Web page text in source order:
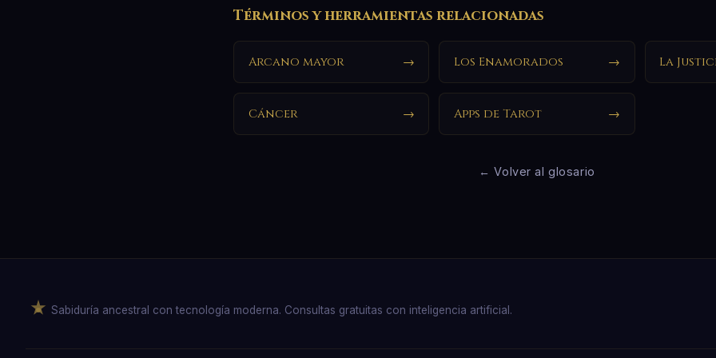
Términos y herramientas relacionadas
Arcano mayor → Los Enamorados → La
Cáncer → Apps de Tarot →
← Volver al glosario
Sabiduría ancestral con tecnología moderna. Consultas gratuitas con inteligencia artificial.